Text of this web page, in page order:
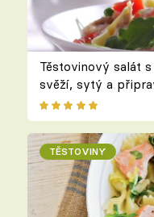
Těstovinový salát
svěží, sytý a
TĚSTOVINY